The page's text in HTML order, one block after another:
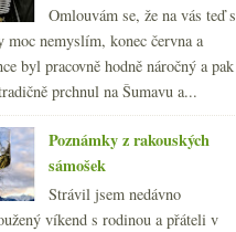
Omlouvám se, že na vás teď s
moc nemyslím, konec června a
byl pracovně hodně náročný a pak
prchnul na Šumavu a...
Poznámky z rakouských
sámošek
Strávil jsem nedávno
víkend s rodinou a přáteli v